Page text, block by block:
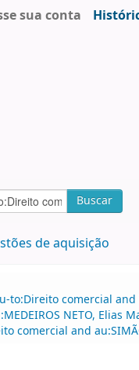
sua conta
Buscar
de aquisição
to:Direito comercial
NETO, Elias
comercial and